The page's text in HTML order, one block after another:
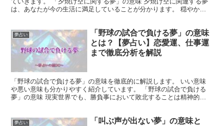
は、あなたが今の生活に満足していることが分かります。 穏やかな
夢占い
「野球の試合で負ける夢」の意味
とは？【夢占い】恋愛運、仕事運
まで徹底分析を解説
「野球の試合で負ける夢」の意味を徹底的に解説します。 いい意味
や悪い意味も分かりやすく紹介しています。 「野球の試合で負ける
夢」の意味 現実世界でも、勝負事において敗北することは精神的な
夢占い
「叫ぶ声が出ない夢」の意味と